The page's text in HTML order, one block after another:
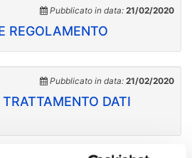
Pubblicato in data: 21/02/2020
REGOLAMENTO
Pubblicato in data: 21/02/2020
DATI